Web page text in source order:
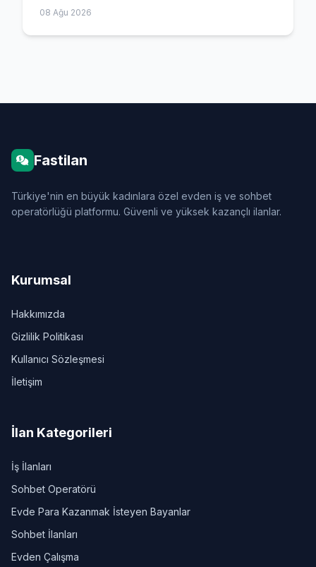
Detayları (2026)
08 Ağu 2026
Fastilan
Türkiye'nin en büyük kadınlara özel evden iş ve sohbet
operatörlüğü platformu. Güvenli ve yüksek kazançlı ilanlar.
Kurumsal
Hakkımızda
Gizlilik Politikası
Kullanıcı Sözleşmesi
İletişim
İlan Kategorileri
İş İlanları
Sohbet Operatörü
Evde Para Kazanmak İsteyen Bayanlar
Sohbet İlanları
Evden Çalışma